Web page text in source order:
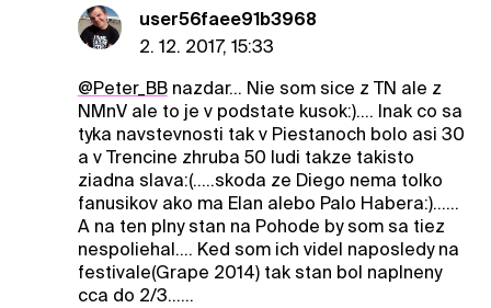
user56faee91b3968
2. 12. 2017, 15:33
@Peter_BBnazdar... Nie som sice z TN ale z
NMnV ale to je v podstate kusok:).... Inak co sa
tyka navstevnosti tak v Piestanoch bolo asi 30
a v Trencine zhruba 50 ludi takze takisto
ziadna slava:(.....skoda ze Diego nema tolko
fanusikov ako ma Elan alebo Palo Habera:)......
A na ten plny stan na Pohode by som sa tiez
nespoliehal.... Ked som ich videl naposledy na
festivale(Grape 2014) tak stan bol naplneny
cca do 2/3......